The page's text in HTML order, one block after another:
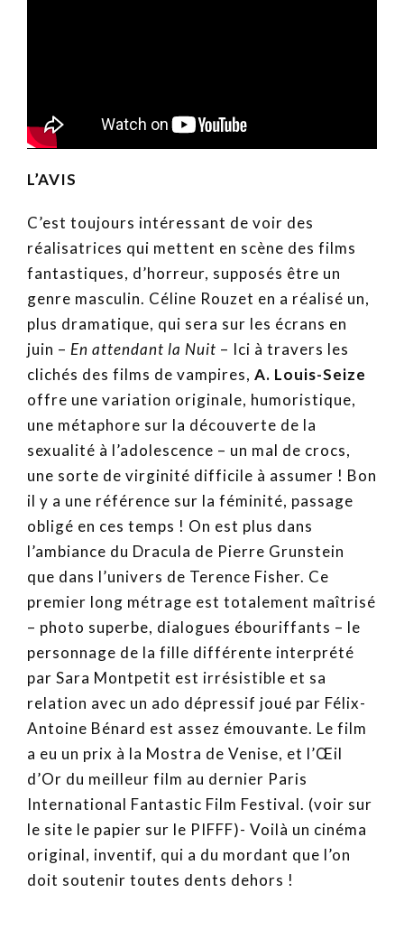
L’AVIS
C’est toujours intéressant de voir des
réalisatrices qui mettent en scène des films
fantastiques, d’horreur, supposés être un
genre masculin. Céline Rouzet en a réalisé un,
plus dramatique, qui sera sur les écrans en
juin – En attendant la Nuit – Ici à travers les
clichés des films de vampires, A. Louis-Seize
offre une variation originale, humoristique,
une métaphore sur la découverte de la
sexualité à l’adolescence – un mal de crocs,
une sorte de virginité difficile à assumer ! Bon
il y a une référence sur la féminité, passage
obligé en ces temps ! On est plus dans
l’ambiance du Dracula de Pierre Grunstein
que dans l’univers de Terence Fisher. Ce
premier long métrage est totalement maîtrisé
– photo superbe, dialogues ébouriffants – le
personnage de la fille différente interprété
par Sara Montpetit est irrésistible et sa
relation avec un ado dépressif joué par Félix-
Antoine Bénard est assez émouvante. Le film
a eu un prix à la Mostra de Venise, et l’Œil
d’Or du meilleur film au dernier Paris
International Fantastic Film Festival. (voir sur
le site le papier sur le PIFFF)- Voilà un cinéma
original, inventif, qui a du mordant que l’on
doit soutenir toutes dents dehors !